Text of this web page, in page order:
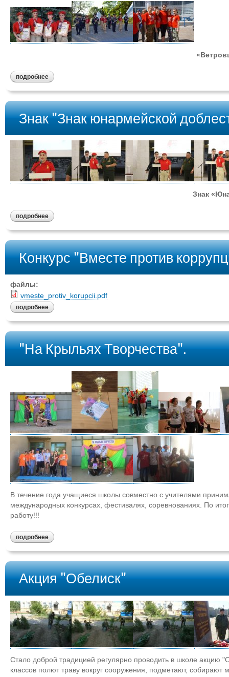
подробнее
Знак "Знак юнармейской
Знак
подробнее
Конкурс "Вместе против
файлы:
vmeste_protiv_korupcii.pdf
подробнее
"На Крыльях Творчества".
В течение года учащиеся школы совместно с учителями
международных конкурсах, фестивалях, соревнованиях. По
работу!!!
подробнее
Акция "Обелиск"
Стало доброй традицией регулярно проводить в школе акцию
классов полют траву вокруг сооружения, подметают,